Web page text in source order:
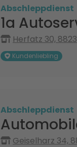
Abschleppdienst
1a
Herfatz 30,
Kundenliebling
Abschleppdienst
Geiselharz 34,